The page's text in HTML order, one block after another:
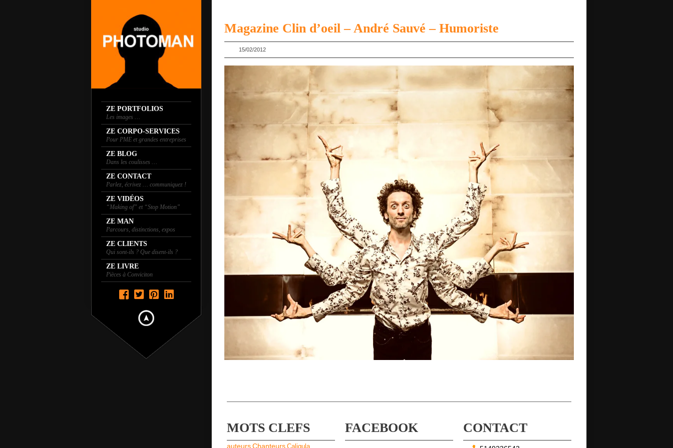
ZE PORTFOLIOS
Les images …
ZE CORPO-SERVICES
Pour PME et grandes entreprises
ZE BLOG
Dans les coulisses …
ZE CONTACT
Parlez, écrivez … communiquez !
ZE VIDÉOS
“Making of” et “Stop Motion”
ZE MAN
Parcours, distinctions, expos
ZE CLIENTS
Qui sont-ils ? Que disent-ils ?
ZE LIVRE
Pièces à Conviciton
Magazine Clin d’oeil – André Sauvé – Humoriste
15/02/2012
MOTS CLEFS
auteursChanteurs
FACEBOOK CONTACT